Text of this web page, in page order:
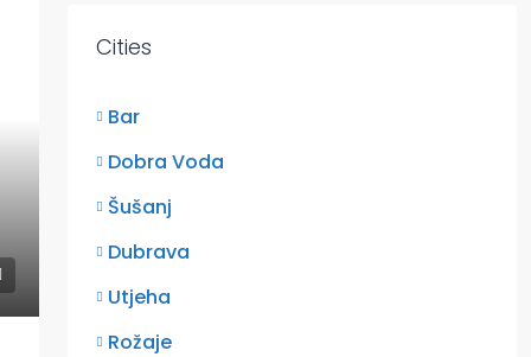
Cities
Bar
Dobra Voda
Šušanj
Dubrava
Utjeha
Rožaje